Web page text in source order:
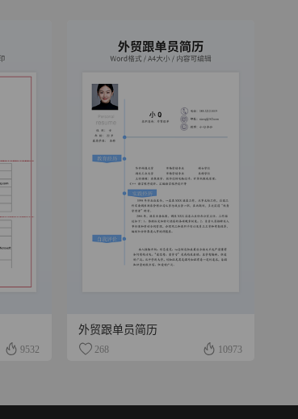
9532
外贸跟单员简历
268 10973